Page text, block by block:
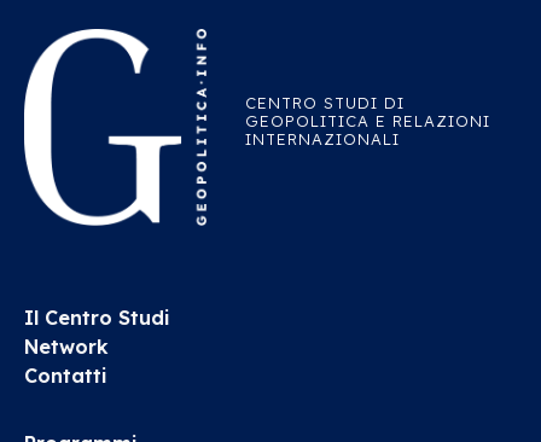
CENTRO STUDI DI
GEOPOLITICA E RELAZIONI
INTERNAZIONALI
Il Centro Studi
Network
Contatti